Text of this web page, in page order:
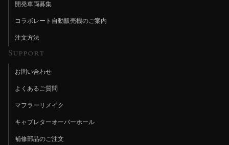
開発車両募集
コラボレート自動販売機のご案内
注文方法
Support
お問い合わせ
よくあるご質問
マフラーリメイク
キャブレターオーバーホール
補修部品のご注文